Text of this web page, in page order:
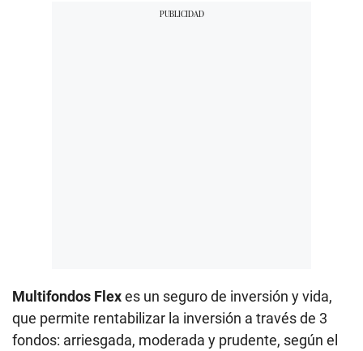
Multifondos Flexes un seguro de inversión y vida,
que permite rentabilizar la inversión a través de 3
fondos: arriesgada, moderada y prudente, según el